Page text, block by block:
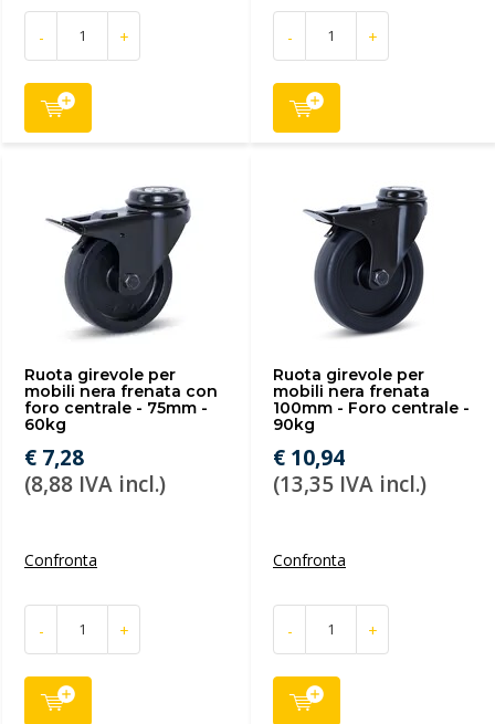
- + - +
Ruota girevole per
mobili nera frenata con
foro centrale - 75mm -
60kg
€ 7,28
(8,88 IVA incl.)
Confronta
- +
Ruota girevole per
mobili nera frenata
100mm - Foro centrale -
90kg
€ 10,94
(13,35 IVA incl.)
Confronta
- +